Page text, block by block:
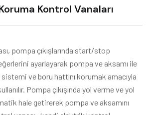
Kontrol Vanaları
pompa çıkışlarında start/stop
ayarlayarak pompa ve aksamı ile
sistemi ve boru hattını korumak amacıyla
Pompa çıkışında yol verme ve yol
hale getirerek pompa ve aksamını